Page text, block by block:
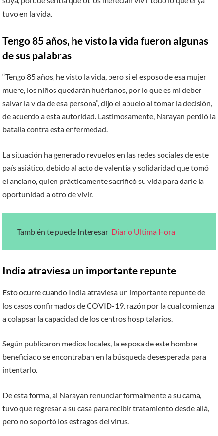
tuvo en la vida.
Tengo 85 años, he visto la vida fueron algunas
de sus palabras
“Tengo 85 años, he visto la vida, pero si el esposo de esa mujer
muere, los niños quedarán huérfanos, por lo que es mi deber
salvar la vida de esa persona”, dijo el abuelo al tomar la decisión,
de acuerdo a esta autoridad. Lastimosamente, Narayan perdió la
batalla contra esta enfermedad.
La situación ha generado revuelos en las redes sociales de este
país asiático, debido al acto de valentía y solidaridad que tomó
el anciano, quien prácticamente sacrificó su vida para darle la
oportunidad a otro de vivir.
También te puede Interesar: Diario Ultima Hora
India atraviesa un importante repunte
Esto ocurre cuando India atraviesa un importante repunte de
los casos confirmados de COVID-19, razón por la cual comienza
a colapsar la capacidad de los centros hospitalarios.
Según publicaron medios locales, la esposa de este hombre
beneficiado se encontraban en la búsqueda desesperada para
intentarlo.
De esta forma, al Narayan renunciar formalmente a su cama,
tuvo que regresar a su casa para recibir tratamiento desde allá,
pero no soportó los estragos del virus.